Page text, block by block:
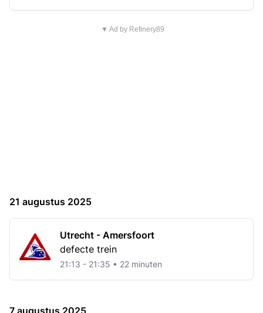
▼ Ad by Refinery89
21 augustus 2025
Utrecht - Amersfoort
defecte trein
21:13 - 21:35 • 22 minuten
7 augustus 2025